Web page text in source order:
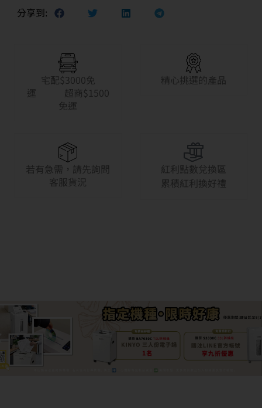
分享到:
宅配$3000免
運 超商$1500
免運
精心挑選的產品
若有急需，請先詢問
客服貨況
紅利點數兌換區
累積紅利換好禮